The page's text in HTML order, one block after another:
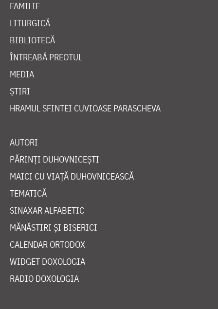
FAMILIE
LITURGICĂ
BIBLIOTECĂ
ÎNTREABĂ PREOTUL
MEDIA
ȘTIRI
HRAMUL SFINTEI CUVIOASE PARASCHEVA
AUTORI
PĂRINȚI DUHOVNICEȘTI
MAICI CU VIAȚĂ DUHOVNICEASCĂ
TEMATICĂ
SINAXAR ALFABETIC
MĂNĂSTIRI ȘI BISERICI
CALENDAR ORTODOX
WIDGET DOXOLOGIA
RADIO DOXOLOGIA